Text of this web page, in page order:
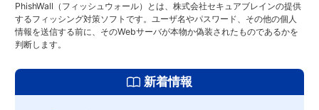
PhishWall（フィッシュウォール）とは、株式会社セキュアブレインの提供
するフィッシング対策ソフトです。ユーザ名やパスワード、その他の個人
情報を送信する前に、そのWebサーバが本物か偽装されたものであるかを
判断します。
新着情報